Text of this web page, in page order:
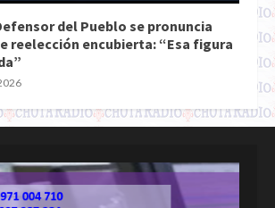
del Pueblo se pronuncia
reelección encubierta: “Esa figura